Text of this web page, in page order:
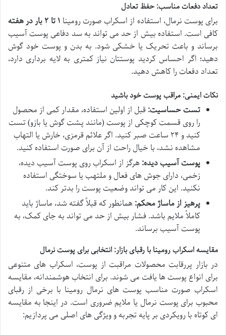
تعداد دفعات مناسب: حفظ تعادل
برای پوست نرمال، استفاده از اسکراب صورت رومینا ۱ تا ۲ بار در هفته
کافی است. استفاده بیش از حد می تواند به سد دفاعی پوست آسیب
برساند و باعث تحریک یا خشکی شود. به بدن و پوست خود گوش
دهید؛ اگر احساس کردید پوستتان نیاز کمتری به لایه برداری دارد،
تعداد دفعات را کاهش دهید.
نکات ایمنی: مراقب پوست خود باشید
تست حساسیت: قبل از اولین استفاده، مقدار کمی از محصول
را روی قسمت کوچکی از پوست (مانند پشت گوش یا بازو) تست
کنید و ۲۴ ساعت صبر کنید. اگر علائم قرمزی، خارش یا التهاب
مشاهده نشد، با خیال راحت از آن برای صورت استفاده کنید.
پوست آسیب دیده: هرگز از اسکراب روی پوست آسیب دیده،
زخمی، دارای جوش های فعال و ملتهب یا سوختگی استفاده
نکنید. این کار می تواند وضعیت پوست را بدتر کند.
پرهیز از ماساژ محکم: همانطور که قبلاً گفته شد، ماساژ باید
کاملاً ملایم باشد. فشار بیش از حد می تواند به جای کمک، به
پوست آسیب برساند.
مقایسه اسکراب رومینا با رقبای بازار: انتخابی برای پوست نرمال
در بازار پررقابت محصولات مراقبت از پوست، اسکراب های متنوعی
برای انواع پوست ها یافت می شوند. برای انتخاب هوشمندانه، مقایسه
اسکراب صورت مناسب پوست های نرمال رومینا با برخی از رقبای
محبوب برای پوست نرمال یا ملایم ضروری است. در اینجا به مقایسه
ای کوتاه با رویکردی بر پایه تجربه و ویژگی های اصلی می پردازیم: